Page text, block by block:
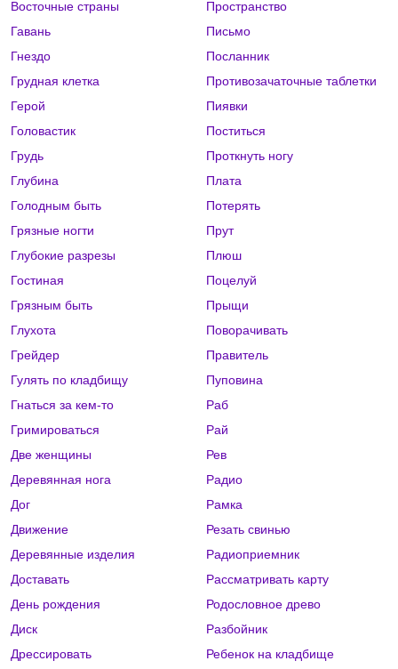
Восточные страны
Гавань
Гнездо
Грудная клетка
Герой
Головастик
Грудь
Глубина
Голодным быть
Грязные ногти
Глубокие разрезы
Гостиная
Грязным быть
Глухота
Грейдер
Гулять по кладбищу
Гнаться за кем-то
Гримироваться
Две женщины
Деревянная нога
Дог
Движение
Деревянные изделия
Доставать
День рождения
Диск
Дрессировать
Пространство
Письмо
Посланник
Противозачаточные таблетки
Пиявки
Поститься
Проткнуть ногу
Плата
Потерять
Прут
Плюш
Поцелуй
Прыщи
Поворачивать
Правитель
Пуповина
Раб
Рай
Рев
Радио
Рамка
Резать свинью
Радиоприемник
Рассматривать карту
Родословное древо
Разбойник
Ребенок на кладбище